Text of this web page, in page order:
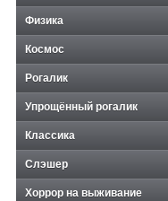
Физика
Космос
Рогалик
Упрощённый рогалик
Классика
Слэшер
Хоррор на выживание